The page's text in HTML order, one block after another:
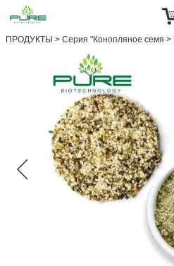
ПРОДУКТЫ > Серия "Конопляное семя >